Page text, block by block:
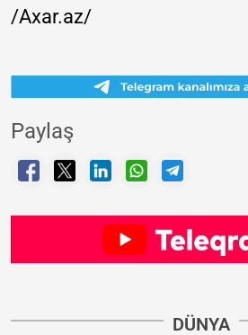
/Axar.az/
Paylaş
DÜNYA